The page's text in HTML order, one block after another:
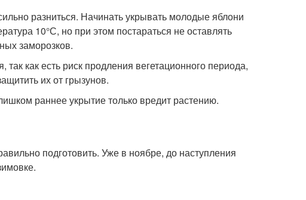
разниться. Начинать укрывать молодые яблони
10°С, но при этом постараться не оставлять
заморозков.
как есть риск продления вегетационного периода,
их от грызунов.
раннее укрытие только вредит растению.
подготовить. Уже в ноябре, до наступления